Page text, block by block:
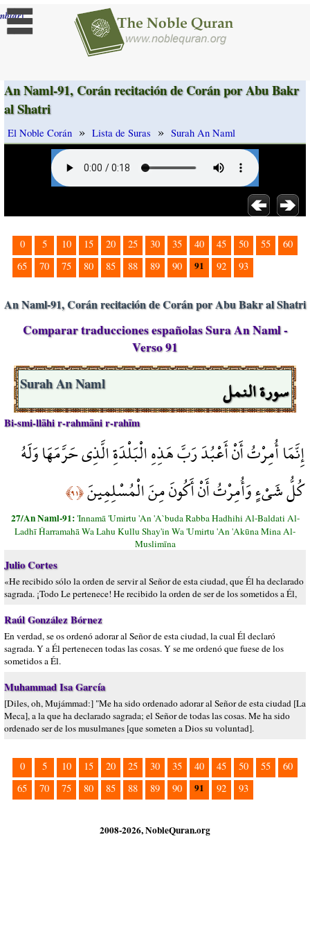
]
An Naml-91, Corán recitación de Corán por Abu Bakr
al Shatri
El Noble Corán » Lista de Suras » Surah An Naml
0 5 10 15 20 25 30 35 40 45 50 55
60
65
70 75 80 85 88 89 90 91 92 93
An Naml-91, Corán recitación de Corán por Abu Bakr al Shatri
Comparar traducciones españolas Sura An Naml -
Verso 91
سورة النمل Surah An Naml
Bi-smi-llāhi r-rahmāni r-rahīm
إِنَّمَا أُمِرْتُ أَنْ أَعْبُدَ رَبَّ هَذِهِ الْبَلْدَةِ الَّذِي حَرَّمَهَا وَلَهُ
كُلُّ شَيْءٍ وَأُمِرْتُ أَنْ أَكُونَ مِنَ الْمُسْلِمِينَ﴿٩١﴾
27/An Naml-91:'Innamā 'Umirtu 'An 'A`buda Rabba Hadhihi Al-Baldati Al-
Ladhī Ĥarramahā Wa Lahu Kullu Shay'in Wa 'Umirtu 'An 'Akūna Mina Al-
Muslimīna
Julio Cortes
«He recibido sólo la orden de servir al Señor de esta ciudad, que Él ha declarado
sagrada. ¡Todo Le pertenece! He recibido la orden de ser de los sometidos a Él,
Raúl González Bórnez
En verdad, se os ordenó adorar al Señor de esta ciudad, la cual Él declaró
sagrada. Y a Él pertenecen todas las cosas. Y se me ordenó que fuese de los
sometidos a Él.
Muhammad Isa García
[Diles, oh, Mujámmad:] "Me ha sido ordenado adorar al Señor de esta ciudad [La
Meca], a la que ha declarado sagrada; el Señor de todas las cosas. Me ha sido
ordenado ser de los musulmanes [que someten a Dios su voluntad].
0 5 10 15 20 25 30 35 40 45 50 55
60
65
70 75 80 85 88 89 90 91 92 93
2008-2026, NobleQuran.org